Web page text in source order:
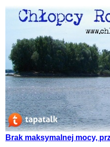
Brak maksymalnej mocy,